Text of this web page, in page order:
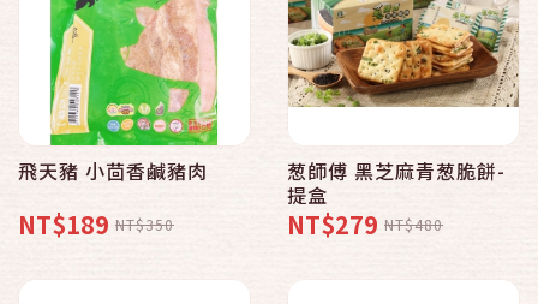
飛天豬 小茴香鹹豬肉
NT$189 NT$350
葱師傅 黑芝麻青葱脆餅-
提盒
NT$279 NT$480